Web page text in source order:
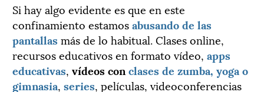
Si hay algo evidente es que en este
confinamiento estamosabusando de las
pantallasmás de lo habitual. Clases online,
recursos educativos en formato vídeo, apps
educativas, vídeos con clases de zumba, yoga o
gimnasia, series, películas, videoconferencias